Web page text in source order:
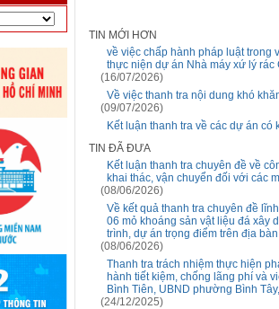
TIN MỚI HƠN
về việc chấp hành pháp luật trong
thực niện dự án Nhà máy xứ lý
(16/07/2026)
Về việc thanh tra nội dung khó
(09/07/2026)
Kết luận thanh tra về các dự án
TIN ĐÃ ĐƯA
Kết luận thanh tra chuyên đề về
khai thác, vận chuyển đối với các
(08/06/2026)
Về kết quả thanh tra chuyên đề
06 mỏ khoáng sản vật liệu đá xây
trình, dự án trọng điểm trên địa
(08/06/2026)
Thanh tra trách nhiệm thực hiện
hành tiết kiệm, chống lãng phí và
Bình Tiên, UBND phường Bình
(24/12/2025)